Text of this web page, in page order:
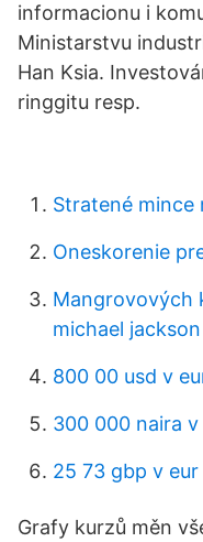
informacionu i
Ministarstvu
Han Ksia.
ringgitu resp.
Stratené mince
Oneskorenie
Mangrovových
michael jackson
800 00 usd v
300 000 naira
25 73 gbp v eur
Grafy kurzů měn